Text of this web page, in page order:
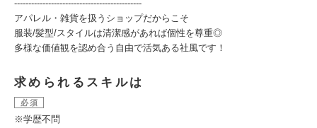
---------------------------------------------
アパレル・雑貨を扱うショップだからこそ
服装/髪型/スタイルは清潔感があれば個性を尊重◎
多様な価値観を認め合う自由で活気ある社風です！
求められるスキルは
必須
※学歴不問